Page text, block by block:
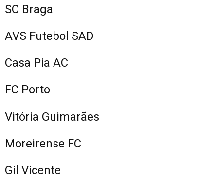
SC Braga
AVS Futebol SAD
Casa Pia AC
FC Porto
Vitória Guimarães
Moreirense FC
Gil Vicente